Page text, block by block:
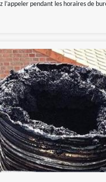
l’appeler pendant les horaires de